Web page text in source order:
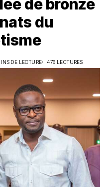
de bronze
du
DE LECTURE 476 LECTURES